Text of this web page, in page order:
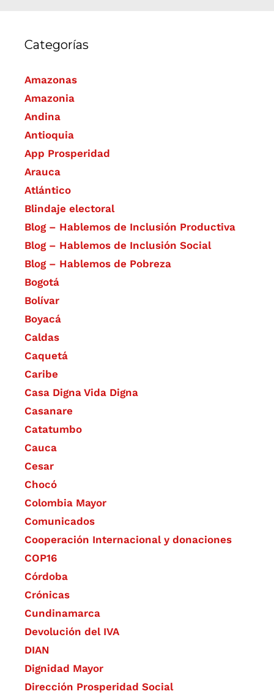
Categorías
Amazonas
Amazonia
Andina
Antioquia
App Prosperidad
Arauca
Atlántico
Blindaje electoral
Blog – Hablemos de Inclusión Productiva
Blog – Hablemos de Inclusión Social
Blog – Hablemos de Pobreza
Bogotá
Bolívar
Boyacá
Caldas
Caquetá
Caribe
Casa Digna Vida Digna
Casanare
Catatumbo
Cauca
Cesar
Chocó
Colombia Mayor
Comunicados
Cooperación Internacional y donaciones
COP16
Córdoba
Crónicas
Cundinamarca
Devolución del IVA
DIAN
Dignidad Mayor
Dirección Prosperidad Social